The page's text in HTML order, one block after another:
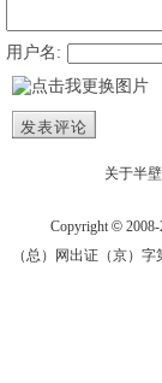
用户名:
发表评论
关于半
Copyright ©
（总）网出证（京）字